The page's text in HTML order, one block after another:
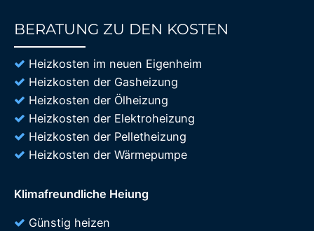
BERATUNG ZU DEN KOSTEN
Heizkosten im neuen Eigenheim
Heizkosten der Gasheizung
Heizkosten der Ölheizung
Heizkosten der Elektroheizung
Heizkosten der Pelletheizung
Heizkosten der Wärmepumpe
Klimafreundliche Heiung
Günstig heizen